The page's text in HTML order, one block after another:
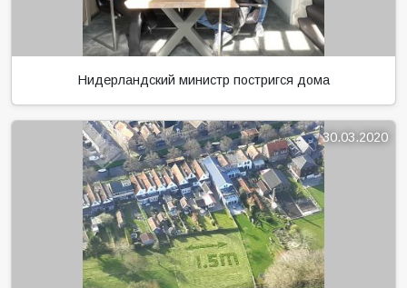
Нидерландский министр постригся дома
30.03.2020